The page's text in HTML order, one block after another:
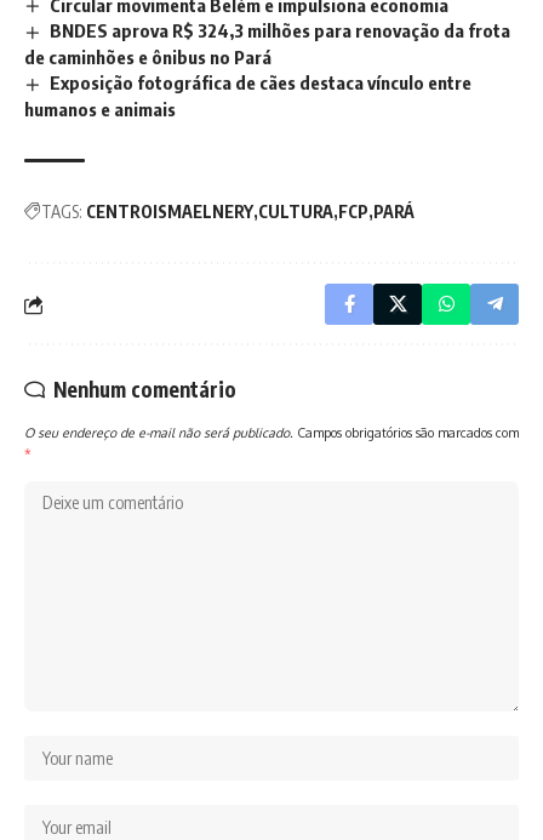
BNDES aprova R$ 324,3 milhões para renovação da frota
de caminhões e ônibus no Pará
Exposição fotográfica de cães destaca vínculo entre
humanos e animais
TAGS: CENTROISMAELNERY CULTURA FCP PARÁ
Nenhum comentário
O seu endereço de e-mail não será publicado. Campos obrigatórios são marcados com
*